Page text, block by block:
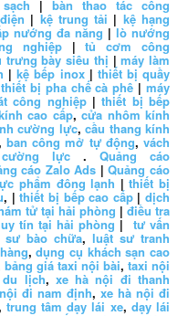
| bàn thao tác công
| kệ trung tải | kệ hạng
nướng đa năng |lò nướng
nghiệp|tủ cơm công
trưng bày siêu thị |máy làm
|kệ bếp inox| thiết bị quầy
thiết bị pha chế cà phê| máy
công nghiệp|thiết bị bếp
cao cấp,cửa nhôm kính
cường lực, cầu thang kính
ban công mở tự động, vách
lực .Quảng cáo
cáo Zalo Ads |Quảng cáo
phẩm đông lạnh |thiết bị
, |thiết bị bếp cao cấp|dịch
tử tại hải phòng |điều tra
tín tại hải phòng | tư vấn
sư bào chữa, luật sư tranh
,dụng cụ khách sạn cao
bảng giá taxi nội bài, taxi nội
lịch, xe hà nội đi thanh
đi nam định,xe hà nội đi
trung tâm dạy lái xe, dạy lái